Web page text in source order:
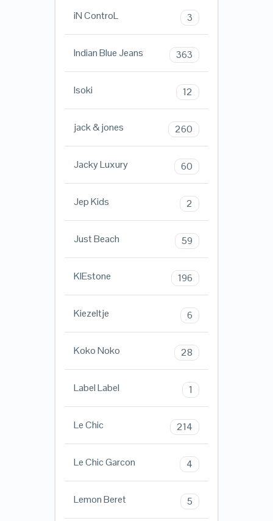
iN ControL 3
Indian Blue Jeans 363
Isoki 12
jack & jones 260
Jacky Luxury 60
Jep Kids 2
Just Beach 59
KIEstone 196
Kiezeltje 6
Koko Noko 28
Label Label 1
Le Chic 214
Le Chic Garcon 4
Lemon Beret 5